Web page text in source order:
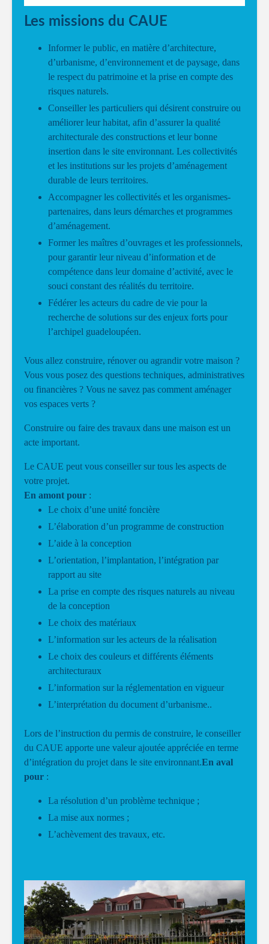
Les missions du CAUE
Informer le public, en matière d’architecture,
d’urbanisme, d’environnement et de paysage, dans
le respect du patrimoine et la prise en compte des
risques naturels.
Conseiller les particuliers qui désirent construire ou
améliorer leur habitat, afin d’assurer la qualité
architecturale des constructions et leur bonne
insertion dans le site environnant. Les collectivités
et les institutions sur les projets d’aménagement
durable de leurs territoires.
Accompagner les collectivités et les organismes-
partenaires, dans leurs démarches et programmes
d’aménagement.
Former les maîtres d’ouvrages et les professionnels,
pour garantir leur niveau d’information et de
compétence dans leur domaine d’activité, avec le
souci constant des réalités du territoire.
Fédérer les acteurs du cadre de vie pour la
recherche de solutions sur des enjeux forts pour
l’archipel guadeloupéen.
Vous allez construire, rénover ou agrandir votre maison ?
Vous vous posez des questions techniques, administratives
ou financières ? Vous ne savez pas comment aménager
vos espaces verts ?
Construire ou faire des travaux dans une maison est un
acte important.
Le CAUE peut vous conseiller sur tous les aspects de
votre projet.
En amont pour :
Le choix d’une unité foncière
L’élaboration d’un programme de construction
L’aide à la conception
L’orientation, l’implantation, l’intégration par
rapport au site
La prise en compte des risques naturels au niveau
de la conception
Le choix des matériaux
L’information sur les acteurs de la réalisation
Le choix des couleurs et différents éléments
architecturaux
L’information sur la réglementation en vigueur
L’interprétation du document d’urbanisme..
Lors de l’instruction du permis de construire, le conseiller
du CAUE apporte une valeur ajoutée appréciée en terme
d’intégration du projet dans le site environnant.En aval
pour :
La résolution d’un problème technique ;
La mise aux normes ;
L’achèvement des travaux, etc.